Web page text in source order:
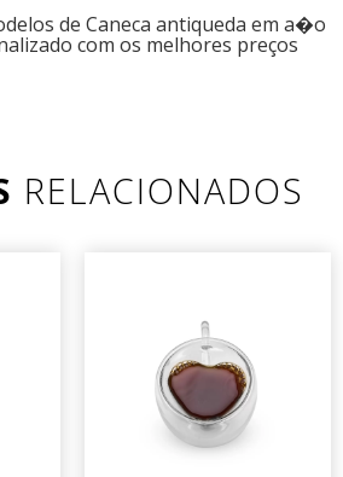
de Caneca antiqueda em a�o
com os melhores preços
RELACIONADOS